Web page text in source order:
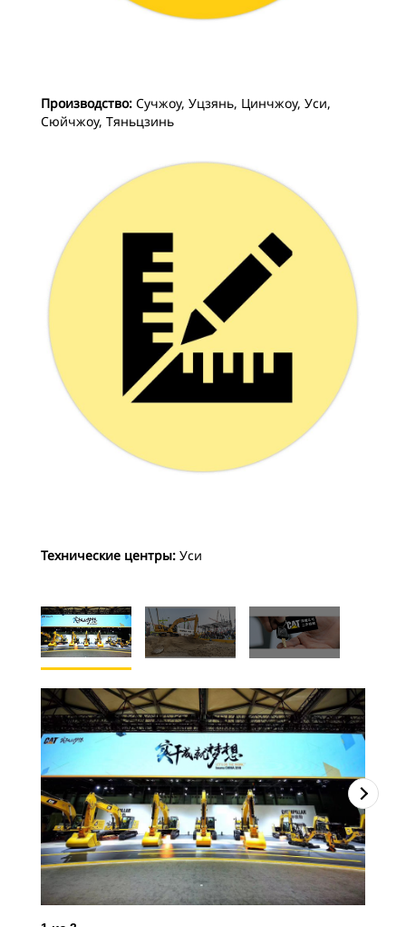
Производство: Сучжоу, Уцзянь, Цинчжоу, Уси,
Сюйчжоу, Тяньцзинь
Технические центры: Уси